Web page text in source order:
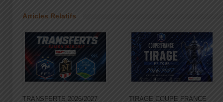
Articles Relatifs
TRANSFERTS 2026/2027 TIRAGE COUPE FRANCE